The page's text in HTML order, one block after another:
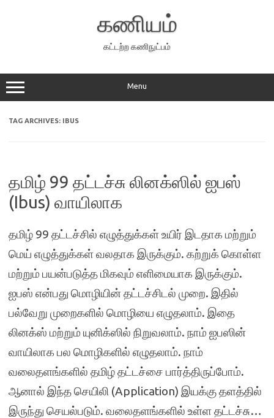
கணியம்
கட்டற்ற கணிநுட்பம்
Menu
TAG ARCHIVES: IBUS
தமிழ் 99 தட்டச்சு லினக்ஸில் ஐபஸ்
(Ibus) வாயிலாக
தமிழ் 99 தட்டச்சில் எழுத்துக்கள் உயிர் இடதாக மற்றும்
மெய் எழுத்துக்கள் வலதாக இருக்கும். கற்றுக் கொள்ள
மற்றும் பயன்படுத்த மிகவும் எளிமையாக இருக்கும்.
ஐபஸ் என்பது மொழியின் தட்டச்சிடல் முறை. இதில்
பல்வேறு முறைகளில் மொழியை எழுதலாம். இதை
லினக்ஸ் மற்றும் யுனிக்ஸில் நிறுவலாம். நாம் ஐபஸின்
வாயிலாக பல மொழிகளில் எழுதலாம். நாம்
வலைதளங்களில் தமிழ் தட்டச்சை பார்த்திரு‍ப்போம்.
ஆனால் இந்த செயிலி (Application) இயக்கு தளத்தில்
இருந்து செயல்படும். வலைதளங்களில் உள்ள தட்டச்சு…